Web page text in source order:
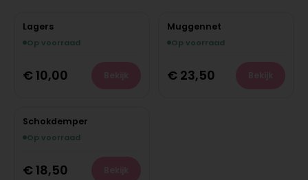
Lagers
Op voorraad
€ 10,00
Muggennet
Op voorraad
€ 23,50
Schokdemper
Op voorraad
€ 18,50